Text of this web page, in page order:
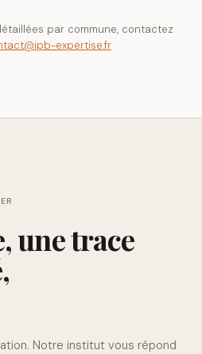
par commune, contactez
expertise.fr
une trace
Notre institut vous répond